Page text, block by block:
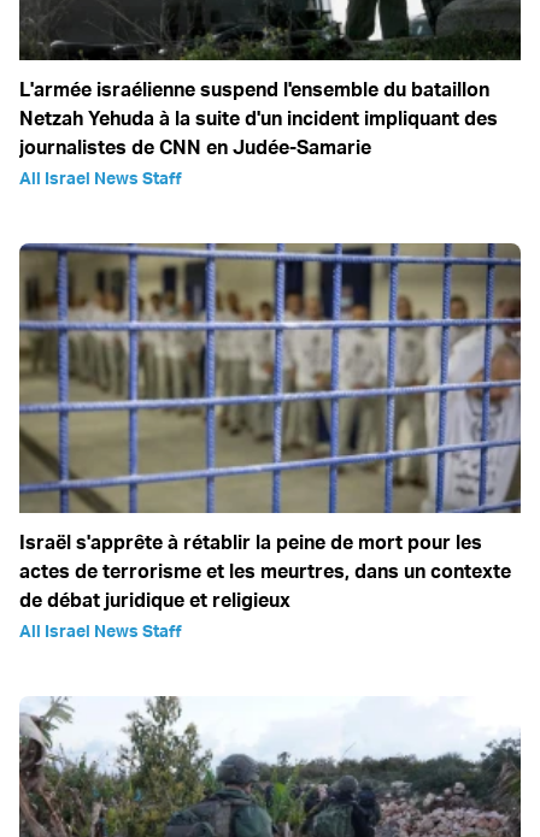
L'armée israélienne suspend l'ensemble du bataillon
Netzah Yehuda à la suite d'un incident impliquant des
journalistes de CNN en Judée-Samarie
All Israel News Staff
Israël s'apprête à rétablir la peine de mort pour les
actes de terrorisme et les meurtres, dans un contexte
de débat juridique et religieux
All Israel News Staff